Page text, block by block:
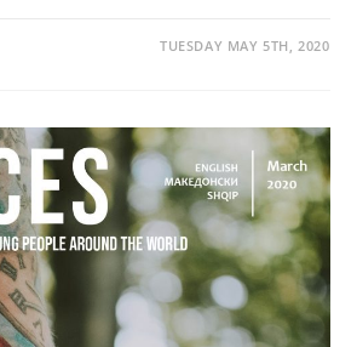
TUESDAY MAY 5TH, 2020